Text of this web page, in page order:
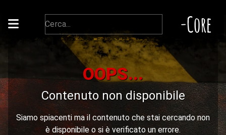
-Core
OOPS...
Contenuto non disponibile
Siamo spiacenti ma il contenuto che stai cercando non
è disponibile o si è verificato un errore.